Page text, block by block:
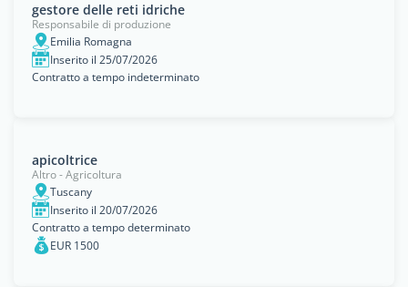
gestore delle reti idriche
Responsabile di produzione
Emilia Romagna
Inserito il 25/07/2026
Contratto a tempo indeterminato
apicoltrice
Altro - Agricoltura
Tuscany
Inserito il 20/07/2026
Contratto a tempo determinato
EUR 1500